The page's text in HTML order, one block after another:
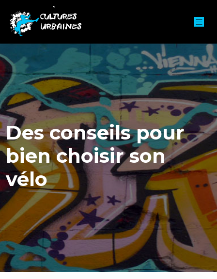
Des conseils pour
bien choisir son
vélo